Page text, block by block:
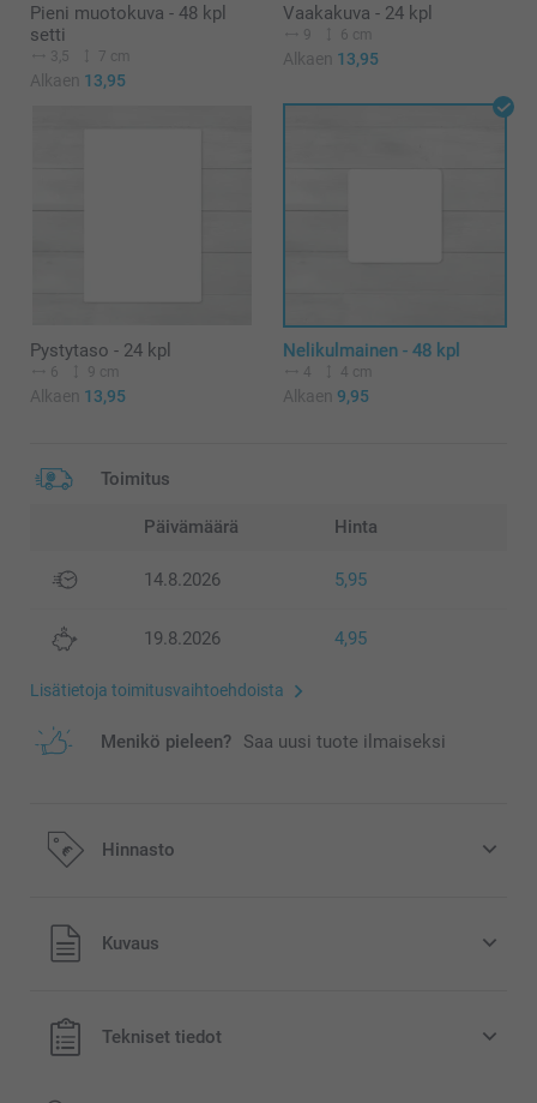
Pieni muotokuva - 48 kpl
setti
3,5 7 cm
Alkaen 13,95
Vaakakuva - 24 kpl
9 6 cm
Alkaen 13,95
Pystytaso - 24 kpl
6 9 cm
Alkaen 13,95
Nelikulmainen - 48 kpl
4 4 cm
Alkaen 9,95
Toimitus
Päivämäärä Hinta
14.8.2026 5,95
19.8.2026 4,95
Lisätietoja toimitusvaihtoehdoista
Menikö pieleen? Saa uusi tuote ilmaiseksi
Hinnasto
Kaikki hinnat ovat euroina, sisältävät arvonlisäveron ja
eivät sisällä postikuluja.
Kuvaus
Tekniset tiedot